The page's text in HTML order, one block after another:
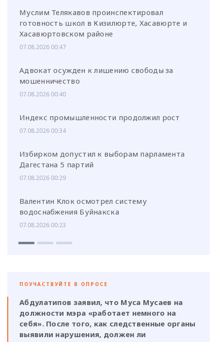
Муслим Телякавов проинспектировал
готовность школ в Кизилюрте, Хасавюрте и
Хасавюртовском районе
07.08.2026 00:47
Адвокат осужден к лишению свободы за
мошенничество
07.08.2026 00:40
Индекс промышленности продолжил рост
07.08.2026 00:34
Избирком допустил к выборам парламента
Дагестана 5 партий
07.08.2026 00:29
Валентин Клок осмотрел систему
водоснабжения Буйнакска
07.08.2026 00:23
ПОУЧАСТВУЙТЕ В ОПРОСЕ
Абдулатипов заявил, что Муса Мусаев на
должности мэра «работает немного на
себя». После того, как следственные органы
выявили нарушения, должен ли